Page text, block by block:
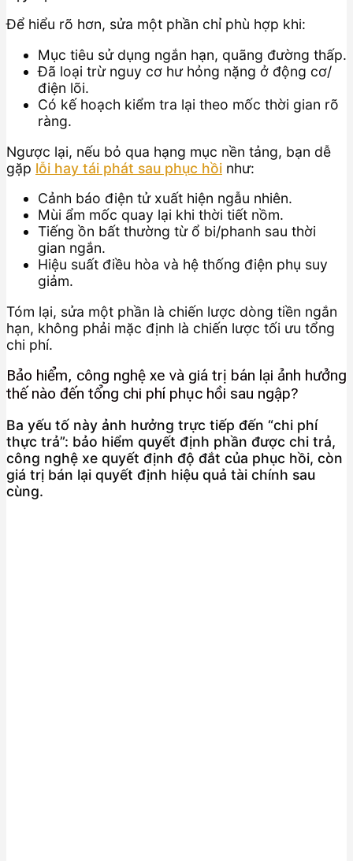
Để hiểu rõ hơn, sửa một phần chỉ phù hợp khi:
Mục tiêu sử dụng ngắn hạn, quãng đường thấp.
Đã loại trừ nguy cơ hư hỏng nặng ở động cơ/
điện lõi.
Có kế hoạch kiểm tra lại theo mốc thời gian rõ
ràng.
Ngược lại, nếu bỏ qua hạng mục nền tảng, bạn dễ
gặp lỗi hay tái phát sau phục hồi như:
Cảnh báo điện tử xuất hiện ngẫu nhiên.
Mùi ẩm mốc quay lại khi thời tiết nồm.
Tiếng ồn bất thường từ ổ bi/phanh sau thời
gian ngắn.
Hiệu suất điều hòa và hệ thống điện phụ suy
giảm.
Tóm lại, sửa một phần là chiến lược dòng tiền ngắn
hạn, không phải mặc định là chiến lược tối ưu tổng
chi phí.
Bảo hiểm, công nghệ xe và giá trị bán lại ảnh hưởng
thế nào đến tổng chi phí phục hồi sau ngập?
Ba yếu tố này ảnh hưởng trực tiếp đến “chi phí
thực trả”: bảo hiểm quyết định phần được chi trả,
công nghệ xe quyết định độ đắt của phục hồi, còn
giá trị bán lại quyết định hiệu quả tài chính sau
cùng.